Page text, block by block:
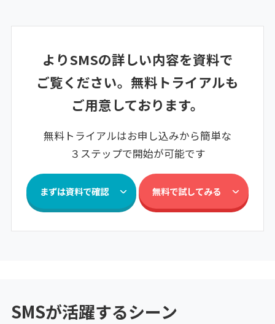
よりSMSの詳しい内容を資料で
ご覧ください。 無料トライアルも
ご用意しております。
無料トライアルはお申し込みから簡単な
３ステップで開始が可能です
まずは資料で確認 無料で試してみる
SMSが活躍するシーン